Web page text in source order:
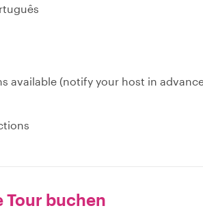
available (notify your host in
Tour buchen